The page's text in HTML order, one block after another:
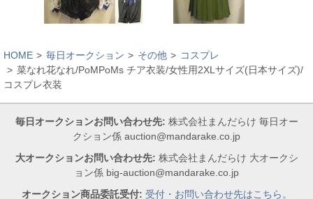
HOME 毎日オークション その他
コスプレ
菜なれ花なれ/PoMPoMs チア衣装/女性用2XLサイズ(日本サイズ)/
コスプレ衣装
毎日オークションお問い合わせ先: 株式会社まんだらけ 毎日オー
クション係 auction@mandarake.co.jp
大オークションお問い合わせ先: 株式会社まんだらけ 大オークシ
ョン係 big-auction@mandarake.co.jp
オークション商品委託受付: 受付・お問い合わせ先はこちら。